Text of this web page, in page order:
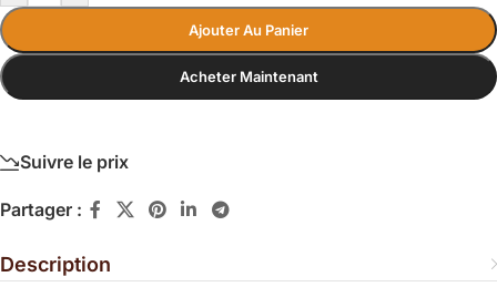
Ajouter Au Panier
Acheter Maintenant
Suivre le prix
Partager :
Description